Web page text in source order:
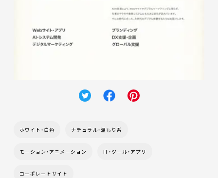
ホワイト・白色 ナチュラル・温もり系
モーション・アニメーション IT・ツール・アプリ
コーポレートサイト